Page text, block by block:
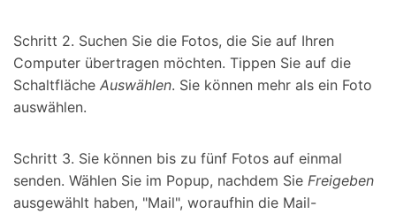
Schritt 2. Suchen Sie die Fotos, die Sie auf Ihren
Computer übertragen möchten. Tippen Sie auf die
Schaltfläche Auswählen. Sie können mehr als ein Foto
auswählen.
Schritt 3. Sie können bis zu fünf Fotos auf einmal
senden. Wählen Sie im Popup, nachdem Sie Freigeben
ausgewählt haben, "Mail", woraufhin die Mail-